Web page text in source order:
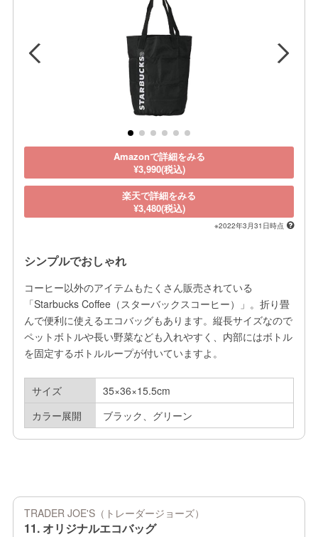
Amazonで詳細をみる
¥3,990(税込)
楽天で詳細をみる
¥3,480(税込)
※2022年3月31日時点
シンプルでおしゃれ
コーヒー以外のアイテムもたくさん販売されている
「Starbucks Coffee（スターバックスコーヒー）」。折り畳
んで便利に使えるエコバッグもあります。縦長サイズなので
ペットボトルや長い野菜なども入れやすく、内部にはボトル
を固定するボトルループが付いていますよ。
サイズ
35×36×15.5cm
カラー展開
ブラック、グリーン
TRADER JOE'S（トレーダージョーズ）
11. オリジナルエコバッグ